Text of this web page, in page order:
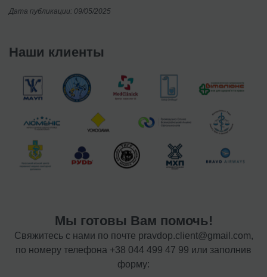
Дата публикации: 09/05/2025
Наши клиенты
Мы готовы Вам помочь!
Свяжитесь с нами по почте pravdop.client@gmail.com,
по номеру телефона +38 044 499 47 99 или заполнив
форму: